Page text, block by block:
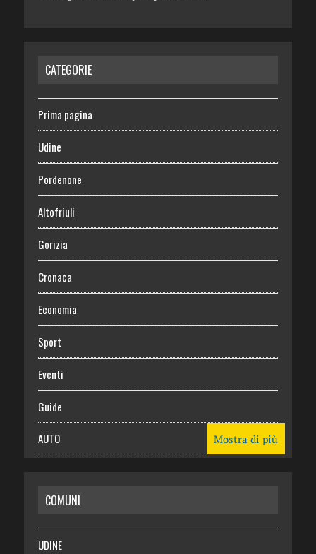
CATEGORIE
Prima pagina
Udine
Pordenone
Altofriuli
Gorizia
Cronaca
Economia
Sport
Eventi
Guide
AUTO
RISPARMIO
SALUTE
Mostra di più
COMUNI
UDINE